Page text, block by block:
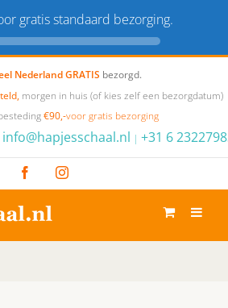
gratis standaard bezorging.
Nederland GRATIS bezorgd.
morgen in huis (of kies zelf een bezorgdatum)
€90,-voor gratis bezorging
info@hapjesschaal.nl | +31 6
FacebookInstagram